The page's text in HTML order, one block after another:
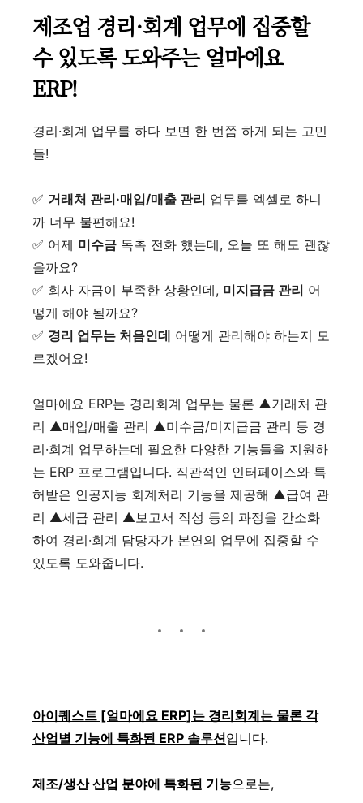
제조업 경리·회계 업무에 집중할
수 있도록 도와주는 얼마에요
ERP!
경리·회계 업무를 하다 보면 한 번쯤 하게 되는 고민
들!
✅ 거래처 관리·매입/매출 관리 업무를 엑셀로 하니
까 너무 불편해요!
✅ 어제 미수금 독촉 전화 했는데, 오늘 또 해도 괜찮
을까요?
✅ 회사 자금이 부족한 상황인데, 미지급금 관리 어
떻게 해야 될까요?
✅ 경리 업무는 처음인데 어떻게 관리해야 하는지 모
르겠어요!
얼마에요 ERP는 경리회계 업무는 물론 ▲거래처 관
리 ▲매입/매출 관리 ▲미수금/미지급금 관리 등 경
리·회계 업무하는데 필요한 다양한 기능들을 지원하
는 ERP 프로그램입니다. 직관적인 인터페이스와 특
허받은 인공지능 회계처리 기능을 제공해 ▲급여 관
리 ▲세금 관리 ▲보고서 작성 등의 과정을 간소화
하여 경리·회계 담당자가 본연의 업무에 집중할 수
있도록 도와줍니다.
아이퀘스트 [얼마에요 ERP]는 경리회계는 물론 각
산업별 기능에 특화된 ERP 솔루션입니다.
제조/생산 산업 분야에 특화된 기능​으로는,